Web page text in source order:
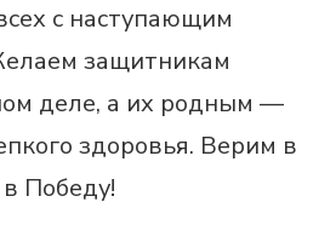
с наступающим
защитникам
деле, а их родным —
здоровья. Верим в
Победу!